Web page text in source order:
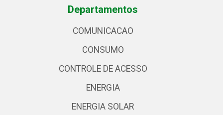
Departamentos
COMUNICACAO
CONSUMO
CONTROLE DE ACESSO
ENERGIA
ENERGIA SOLAR